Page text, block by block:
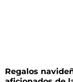
Regalos